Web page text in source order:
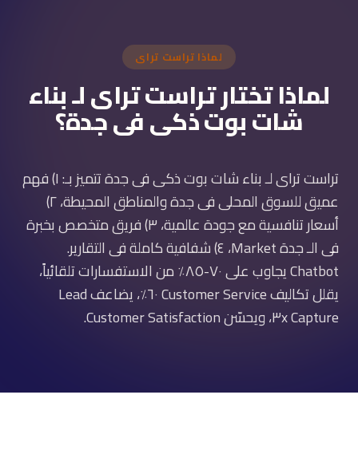
لماذا تراست تراى
لماذا تختار تراست تراى لـ بناء
شات بوت ذكى فى جدة؟
تراست تراى لـ بناء شات بوت ذكى فى جدة تتميز بـ: ١) فهم
عميق للسوق المحلى فى جدة والمناطق المحيطة، ٢)
أسعار تنافسية مع جودة عالمية، ٣) فريق متخصص بخبرة
فى الـ جدة Market، ٤) شفافية كاملة فى التقارير.
Chatbot يجاوب على ٧٠-٨٥٪ من الاستفسارات تلقائياً،
يقلل تكاليف Customer Service ٦٠٪، يضاعف Lead
Capture ٣x، ويحسّن Customer Satisfaction.